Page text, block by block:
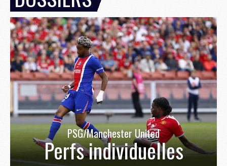
PSG/Manchester United
Perfs individuelles